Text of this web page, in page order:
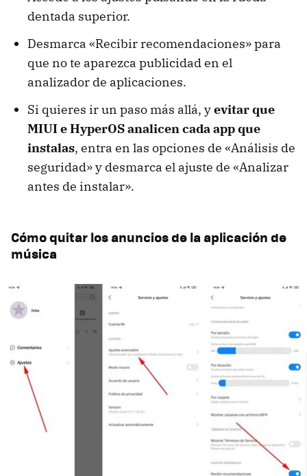
dentada superior.
Desmarca «Recibir recomendaciones» para
que no te aparezca publicidad en el
analizador de aplicaciones.
Si quieres ir un paso más allá, yevitar que
MIUI e HyperOS analicen cada app que
instalas, entra en las opciones de «Análisis de
seguridad» y desmarca el ajuste de «Analizar
antes de instalar».
Cómo quitar los anuncios de la aplicación de
música